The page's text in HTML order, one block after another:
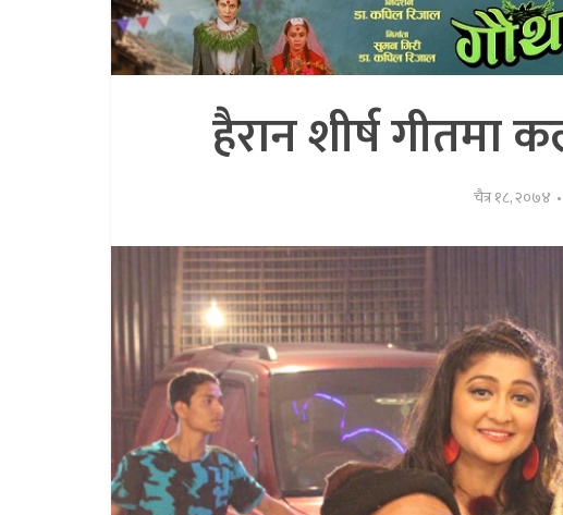
हैरान शीर्ष गीतमा
चैत्र १८, २०७४